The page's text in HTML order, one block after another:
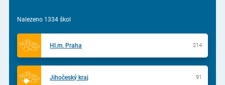
Nalezeno 1334 škol
Hl.m. Praha 214
Jihočeský kraj 91